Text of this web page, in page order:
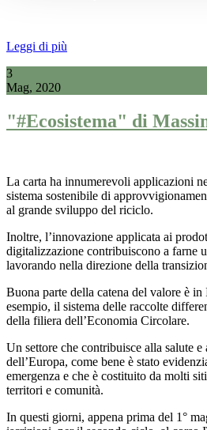
Leggi di più
3
Mag, 2020
"#Ecosistema" di
La carta ha innumerevoli applicazioni
sistema sostenibile di
al grande sviluppo del riciclo.
Inoltre, l’innovazione applicata ai
digitalizzazione contribuiscono a farne
lavorando nella direzione della
Buona parte della catena del valore è
esempio, il sistema delle raccolte
della filiera dell’Economia Circolare.
Un settore che contribuisce alla salute e
dell’Europa, come bene è stato
emergenza e che è costituito da molti
territori e comunità.
In questi giorni, appena prima del 1°